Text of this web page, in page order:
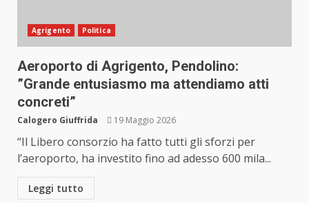
Agrigento Politica
Aeroporto di Agrigento, Pendolino:
”Grande entusiasmo ma attendiamo atti
concreti”
Calogero Giuffrida 19 Maggio 2026
“Il Libero consorzio ha fatto tutti gli sforzi per
l’aeroporto, ha investito fino ad adesso 600 mila...
Leggi tutto